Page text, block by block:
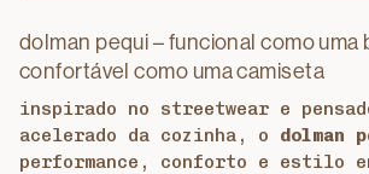
dolman pequi – funcional como uma
confortável como uma camiseta
inspirado no streetwear e
acelerado da cozinha, o dolman
performance, conforto e estilo